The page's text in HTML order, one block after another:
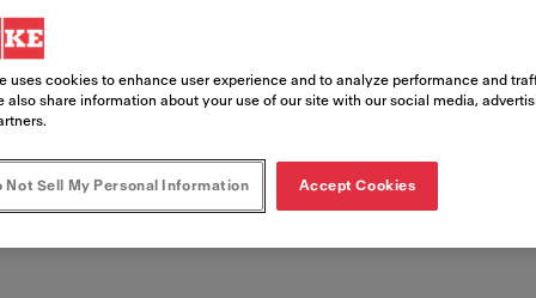
de comida rápida, el Frontline Cooker de
superior. Tanto si buscas una instalación
Cooker te proporcionarán una estación
deliciosos. Crea un impacto en la
uses cookies to enhance user experience and to analyze performance and
also share information about your use of our site with our social media,
Not Sell My Personal Information Accept Cookies